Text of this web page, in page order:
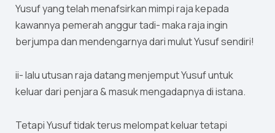
Yusuf yang telah menafsirkan mimpi raja kepada
kawannya pemerah anggur tadi- maka raja ingin
berjumpa dan mendengarnya dari mulut Yusuf sendiri!
ii- lalu utusan raja datang menjemput Yusuf untuk
keluar dari penjara & masuk mengadapnya di istana.
Tetapi Yusuf tidak terus melompat keluar tetapi